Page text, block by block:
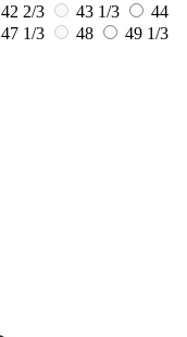
42 2/3 43 1/3
44
47 1/3 48
49 1/3